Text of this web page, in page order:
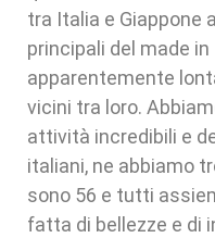
tra Italia e Giappone
principali del made
apparentemente
vicini tra loro.
attività incredibili e
italiani, ne abbiamo
sono 56 e tutti
fatta di bellezze e di